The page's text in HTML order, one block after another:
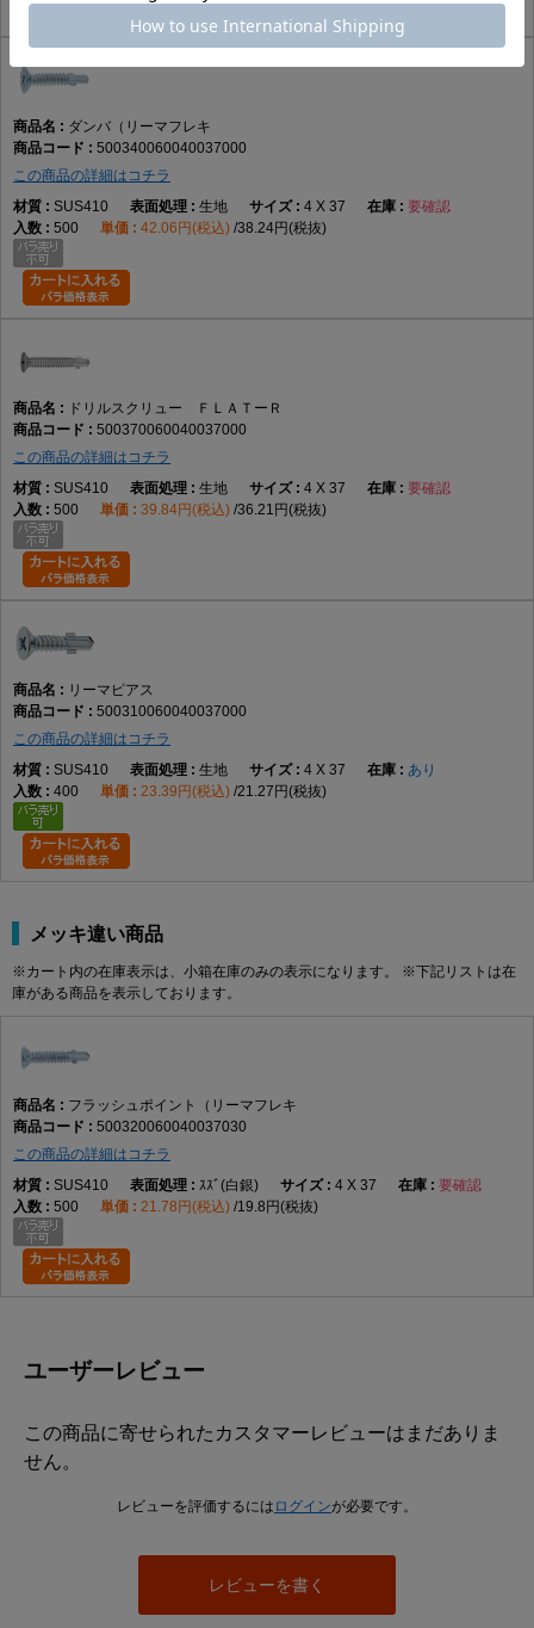
ダンバ（リーマフレキ
500340060040037000
この商品の詳細はコチラ
SUS410
生地 4 X 37
要確認
500
42.06円(税込) 38.24円(税抜)
ドリルスクリュー ＦＬＡＴーＲ
500370060040037000
この商品の詳細はコチラ
SUS410
生地 4 X 37
要確認
500
39.84円(税込) 36.21円(税抜)
リーマピアス
500310060040037000
この商品の詳細はコチラ
SUS410
生地 4 X 37
あり
400
23.39円(税込) 21.27円(税抜)
メッキ違い商品
※カート内の在庫表示は、小箱在庫のみの表示になります。 ※下記リストは在
庫がある商品を表示しております。
フラッシュポイント（リーマフレキ
500320060040037030
この商品の詳細はコチラ
SUS410
ｽｽﾞ(白銀) 4 X 37
要確認
500
21.78円(税込) 19.8円(税抜)
ユーザーレビュー
この商品に寄せられたカスタマーレビューはまだありま
せん。
レビューを評価するには ログインが必要です。
レビューを書く